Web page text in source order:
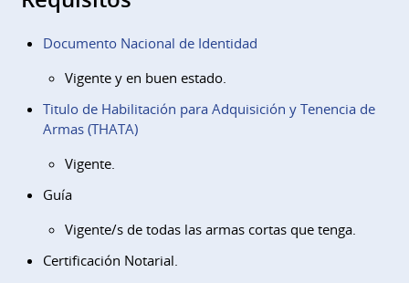
Documento Nacional de Identidad
Vigente y en buen estado.
Titulo de Habilitación para Adquisición y Tenencia de
Armas (THATA)
Vigente.
Guía
Vigente/s de todas las armas cortas que tenga.
Certificación Notarial.